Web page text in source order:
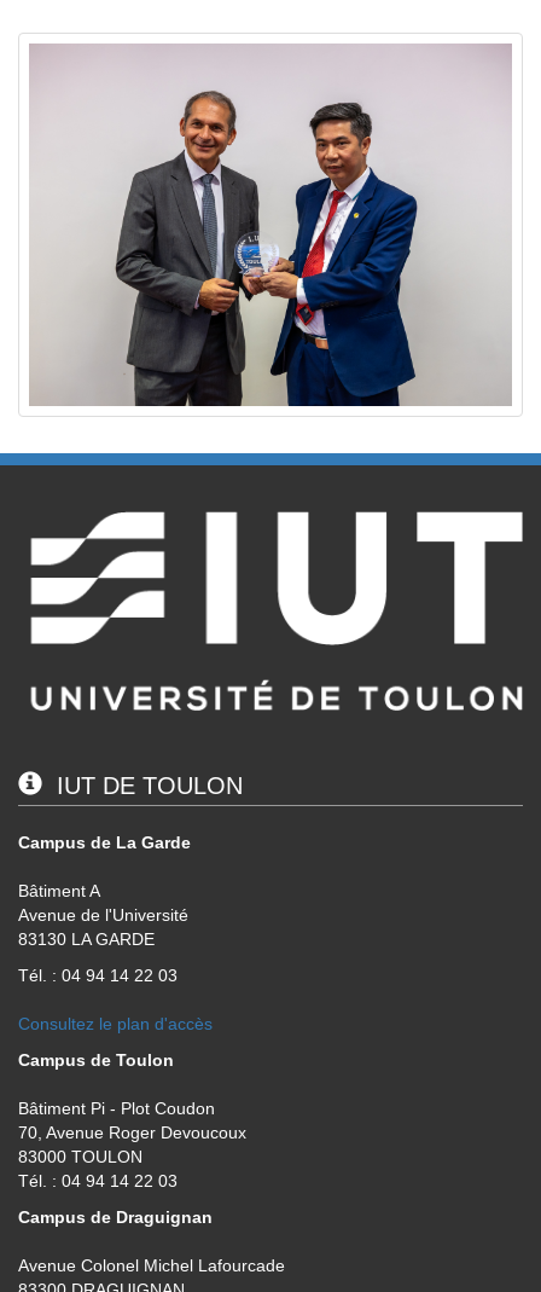
IUT DE TOULON
Campus de La Garde
Bâtiment A
Avenue de l'Université
83130 LA GARDE
Tél. : 04 94 14 22 03
Consultez le plan d'accès
Campus de Toulon
Bâtiment Pi - Plot Coudon
70, Avenue Roger Devoucoux
83000 TOULON
Tél. : 04 94 14 22 03
Campus de Draguignan
Avenue Colonel Michel Lafourcade